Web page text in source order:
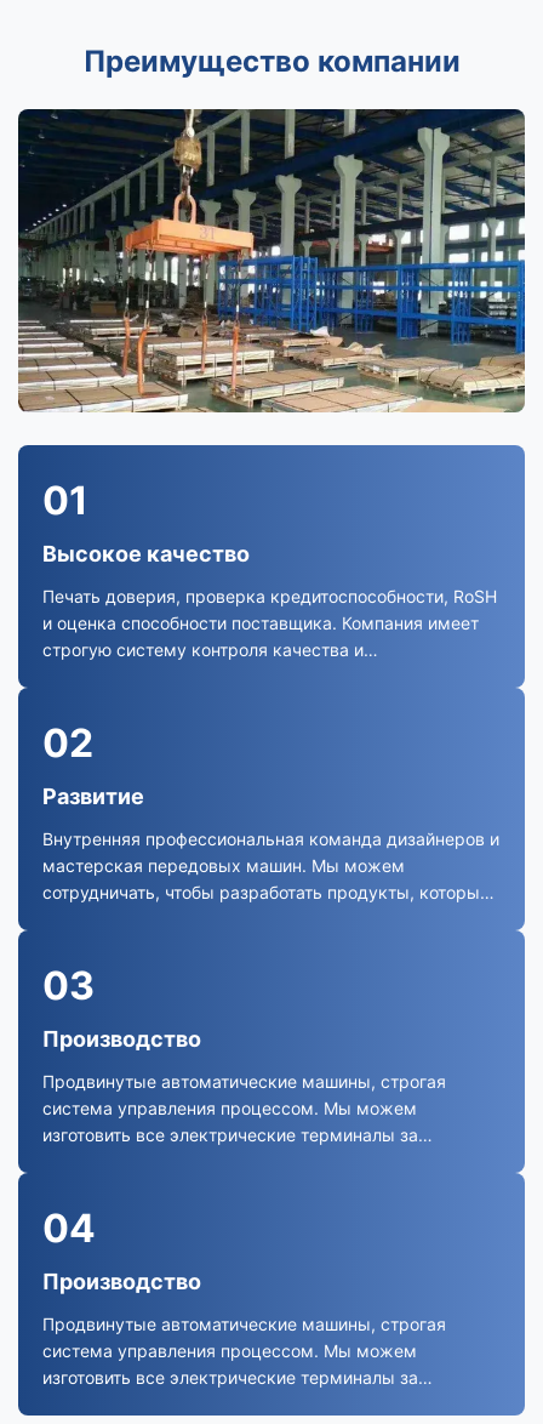
Преимущество компании
01
Высокое качество
Печать доверия, проверка кредитоспособности, RoSH
и оценка способности поставщика. Компания имеет
строгую систему контроля качества и
02
Развитие
Внутренняя профессиональная команда дизайнеров и
мастерская передовых машин. Мы можем
сотрудничать, чтобы разработать продукты, которые
03
Производство
Продвинутые автоматические машины, строгая
система управления процессом. Мы можем
изготовить все электрические терминалы за
04
Производство
Продвинутые автоматические машины, строгая
система управления процессом. Мы можем
изготовить все электрические терминалы за